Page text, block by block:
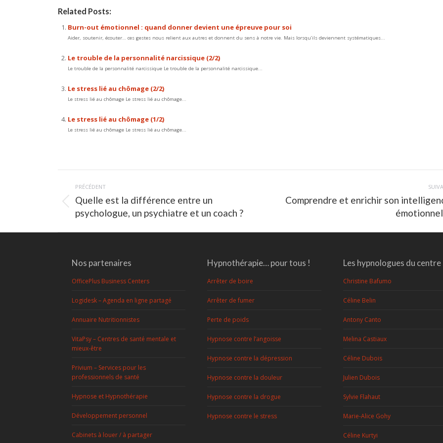
Related Posts:
Burn-out émotionnel : quand donner devient une épreuve pour soi
Aider, soutenir, écouter… ces gestes nous relient aux autres et donnent du sens à notre vie. Mais lorsqu’ils deviennent systématiques...
Le trouble de la personnalité narcissique (2/2)
Le trouble de la personnalité narcissique Le trouble de la personnalité narcissique...
Le stress lié au chômage (2/2)
Le stress lié au chômage Le stress lié au chômage...
Le stress lié au chômage (1/2)
Le stress lié au chômage Le stress lié au chômage...
articlePRÉCÉDENT
Article
précédent
Quelle est la différence entre un
psychologue, un psychiatre et un coach ?
Article
Comprendre et enrichir son
Nos partenaires
OfficePlus Business Centers
Logidesk – Agenda en ligne partagé
Annuaire Nutritionnistes
VitaPsy – Centres de santé mentale et
mieux-être
Privium – Services pour les
professionnels de santé
Hypnose et Hypnothérapie
Développement personnel
Cabinets à louer / à partager
Hypnothérapie… pour tous !
Arrêter de boire
Arrêter de fumer
Perte de poids
Hypnose contre l’angoisse
Hypnose contre la dépression
Hypnose contre la douleur
Hypnose contre la drogue
Hypnose contre le stress
Les hypnologues du centre
Christine Bafumo
Céline Belin
Antony Canto
Melina Castiaux
Céline Dubois
Julien Dubois
Sylvie Flahaut
Marie-Alice Gohy
Céline Kurtyi